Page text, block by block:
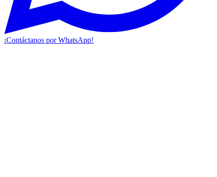
¡Contáctanos por WhatsApp!